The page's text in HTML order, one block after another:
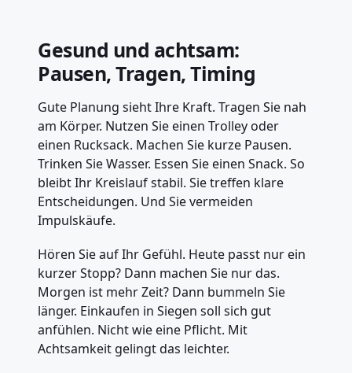
Gesund und achtsam:
Pausen, Tragen, Timing
Gute Planung sieht Ihre Kraft. Tragen Sie nah
am Körper. Nutzen Sie einen Trolley oder
einen Rucksack. Machen Sie kurze Pausen.
Trinken Sie Wasser. Essen Sie einen Snack. So
bleibt Ihr Kreislauf stabil. Sie treffen klare
Entscheidungen. Und Sie vermeiden
Impulskäufe.
Hören Sie auf Ihr Gefühl. Heute passt nur ein
kurzer Stopp? Dann machen Sie nur das.
Morgen ist mehr Zeit? Dann bummeln Sie
länger. Einkaufen in Siegen soll sich gut
anfühlen. Nicht wie eine Pflicht. Mit
Achtsamkeit gelingt das leichter.